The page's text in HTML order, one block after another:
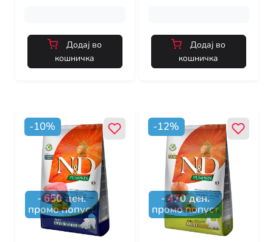
Додај во
кошничка
Додај во
кошничка
-10%
-650ден.
промо попуст
-12%
-470ден.
промо попуст